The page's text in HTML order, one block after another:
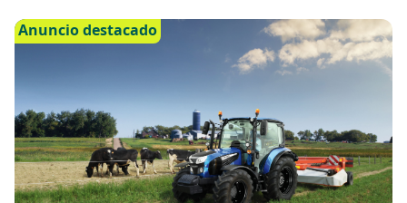
Anuncio destacado